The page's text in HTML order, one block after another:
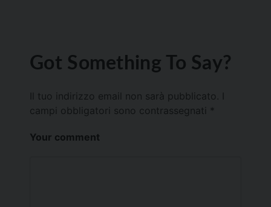
Got Something To Say?
Il tuo indirizzo email non sarà pubblicato.
campi obbligatori sono contrassegnati *
Your comment